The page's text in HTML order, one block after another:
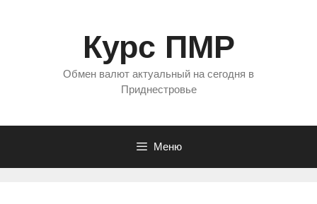
Курс ПМР
Обмен валют актуальный на сегодня в
Приднестровье
Меню